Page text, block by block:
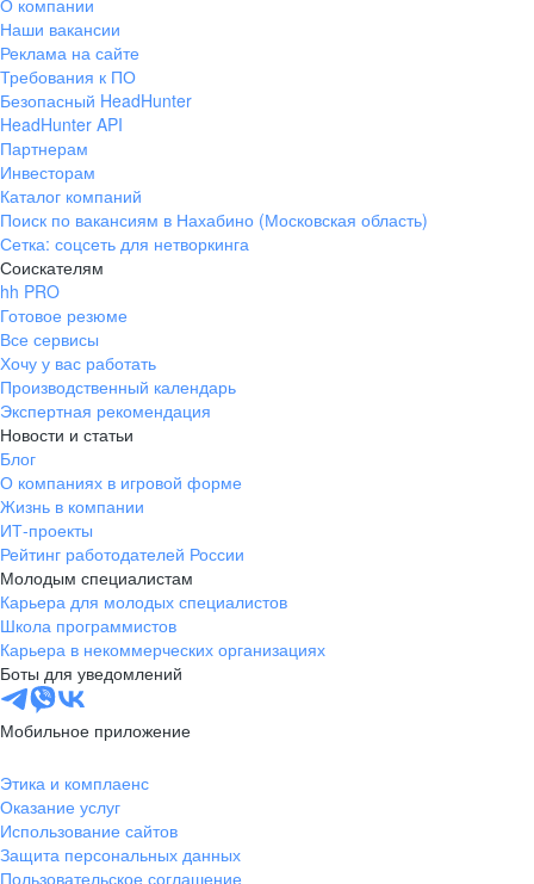
Наши вакансии
Реклама на сайте
Требования к ПО
Безопасный HeadHunter
HeadHunter API
Партнерам
Инвесторам
Каталог компаний
Поиск по вакансиям в Нахабино (Московская область)
Сетка: соцсеть для нетворкинга
Соискателям
hh PRO
Готовое резюме
Все сервисы
Хочу у вас работать
Производственный календарь
Экспертная рекомендация
Новости и статьи
Блог
О компаниях в игровой форме
Жизнь в компании
ИТ-проекты
Рейтинг работодателей России
Молодым специалистам
Карьера для молодых специалистов
Школа программистов
Карьера в некоммерческих организациях
Боты для уведомлений
Мобильное приложение
Этика и комплаенс
Оказание услуг
Использование сайтов
Защита персональных данных
Пользовательское соглашение